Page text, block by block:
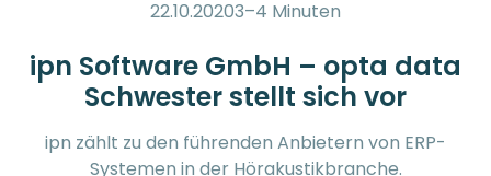
22.10.20203–4 Minuten
ipn Software GmbH – opta data
Schwester stellt sich vor
ipn zählt zu den führenden Anbietern von ERP-
Systemen in der Hörakustikbranche.